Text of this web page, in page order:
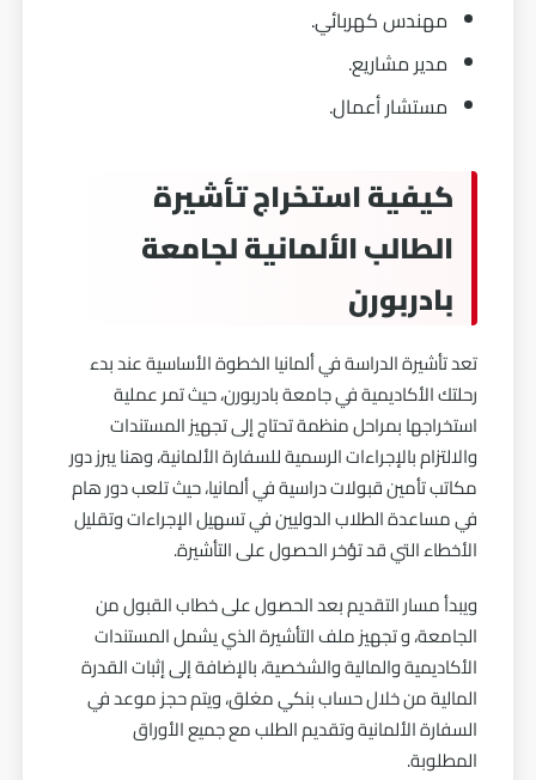
مهندس كهربائي.
مدير مشاريع.
مستشار أعمال.
كيفية استخراج تأشيرة
الطالب الألمانية لجامعة
بادربورن
تعد تأشيرة الدراسة في ألمانيا الخطوة الأساسية عند بدء
رحلتك الأكاديمية في جامعة بادربورن، حيث تمر عملية
استخراجها بمراحل منظمة تحتاج إلى تجهيز المستندات
والالتزام بالإجراءات الرسمية للسفارة الألمانية، وهنا يبرز دور
مكاتب تأمين قبولات دراسية في ألمانيا، حيث تلعب دور هام
في مساعدة الطلاب الدوليين في تسهيل الإجراءات وتقليل
الأخطاء التي قد تؤخر الحصول على التأشيرة.
ويبدأ مسار التقديم بعد الحصول على خطاب القبول من
الجامعة، و تجهيز ملف التأشيرة الذي يشمل المستندات
الأكاديمية والمالية والشخصية، بالإضافة إلى إثبات القدرة
المالية من خلال حساب بنكي مغلق، ويتم حجز موعد في
السفارة الألمانية وتقديم الطلب مع جميع الأوراق
المطلوبة.